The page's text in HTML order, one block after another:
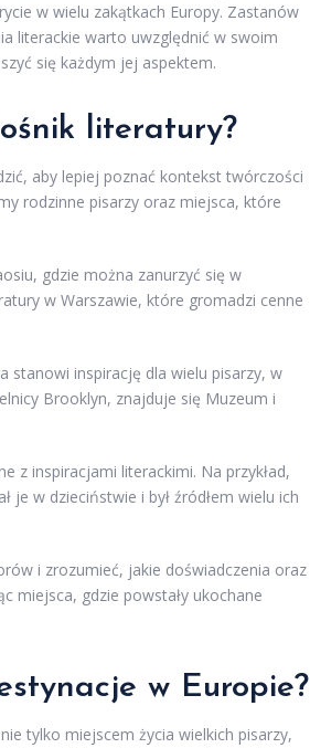
w wielu zakątkach Europy. Zastanów
literackie warto uwzględnić w swoim
się każdym jej aspektem.
literatury?
aby lepiej poznać kontekst twórczości
rodzinne pisarzy oraz miejsca, które
gdzie można zanurzyć się w
w Warszawie, które gromadzi cenne
stanowi inspirację dla wielu pisarzy, w
Brooklyn, znajduje się Muzeum i
z inspiracjami literackimi. Na przykład,
w dzieciństwie i był źródłem wielu ich
i zrozumieć, jakie doświadczenia oraz
miejsca, gdzie powstały ukochane
w Europie?
tylko miejscem życia wielkich pisarzy,